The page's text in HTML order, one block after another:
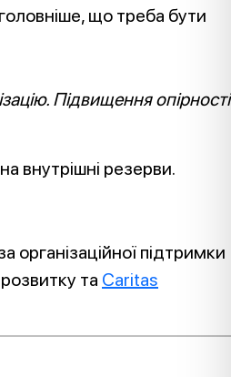
що треба бути
Підвищення опірності
внутрішні резерви.
організаційної підтримки
та Caritas